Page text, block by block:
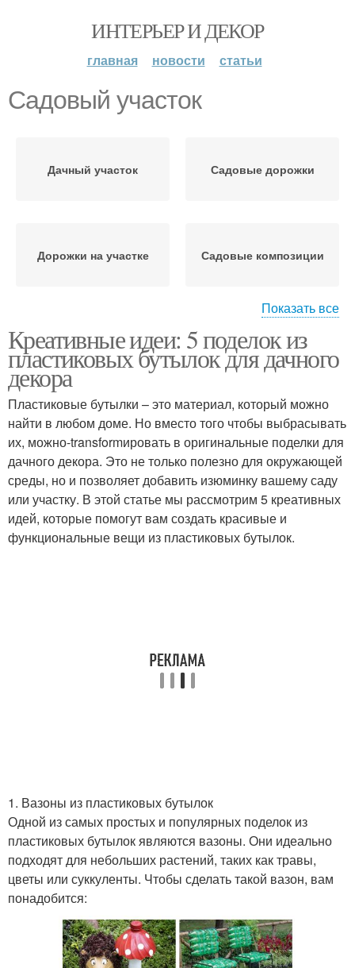
ИНТЕРЬЕР И ДЕКОР
главная новости статьи
Садовый участок
Дачный участок Садовые дорожки
Дорожки на участке Садовые композиции
Изгороди на участке Треугольный участок
Узкий участок
План с закрытым
участком
Приусадебный участок
Дизайн на маленьком
участке
Показать все
Креативные идеи: 5 поделок из
пластиковых бутылок для дачного
декора
Пластиковые бутылки – это материал, который можно
найти в любом доме. Но вместо того чтобы выбрасывать
их, можно-transformировать в оригинальные поделки для
дачного декора. Это не только полезно для окружающей
среды, но и позволяет добавить изюминку вашему саду
или участку. В этой статье мы рассмотрим 5 креативных
идей, которые помогут вам создать красивые и
функциональные вещи из пластиковых бутылок.
1. Вазоны из пластиковых бутылок
Одной из самых простых и популярных поделок из
пластиковых бутылок являются вазоны. Они идеально
подходят для небольших растений, таких как травы,
цветы или суккуленты. Чтобы сделать такой вазон, вам
понадобится: